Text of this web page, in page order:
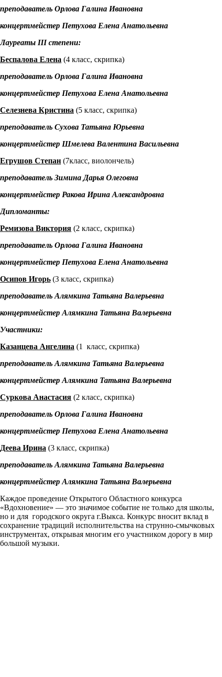
преподаватель Орлова Галина Ивановна
концертмейстер Петухова Елена Анатольевна
Лауреаты IIIстепени:
Беспалова Елена (4 класс, скрипка)
преподаватель Орлова Галина Ивановна
концертмейстер Петухова Елена Анатольевна
Селезнева Кристина (5 класс, скрипка)
преподаватель Сухова Татьяна Юрьевна
концертмейстер Шмелева Валентина Васильевна
Егрушов Степан (7класс, виолончель)
преподаватель Зимина Дарья Олеговна
концертмейстер Ракова Ирина Александровна
Дипломанты:
Ремизова Виктория (2 класс, скрипка)
преподаватель Орлова Галина Ивановна
концертмейстер Петухова Елена Анатольевна
Осипов Игорь (3 класс, скрипка)
преподаватель Алямкина Татьяна Валерьевна
концертмейстер Алямкина Татьяна Валерьевна
Участники:
Казанцева Ангелина (1 класс, скрипка)
преподаватель Алямкина Татьяна Валерьевна
концертмейстер Алямкина Татьяна Валерьевна
Суркова Анастасия (2 класс, скрипка)
преподаватель Орлова Галина Ивановна
концертмейстер Петухова Елена Анатольевна
Деева Ирина (3 класс, скрипка)
преподаватель Алямкина Татьяна Валерьевна
концертмейстер Алямкина Татьяна Валерьевна
Каждое проведение Открытого Областного конкурса
«Вдохновение» — это значимое событие не только для школы,
но и для городского округа г.Выкса. Конкурс вносит вклад в
сохранение традиций исполнительства на струнно-смычковых
инструментах, открывая многим его участником дорогу в мир
большой музыки.